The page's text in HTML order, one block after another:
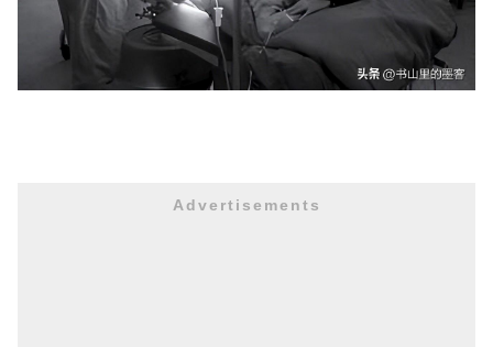
Advertisements